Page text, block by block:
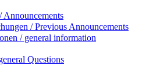
/ Previous Announcements
/ general information
Questions